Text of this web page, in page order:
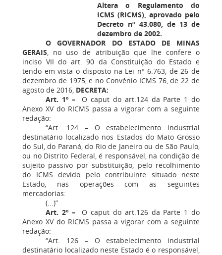
Altera o Regulamento do
ICMS (RICMS), aprovado pelo
Decreto nº 43.080, de 13 de
dezembro de 2002.
O GOVERNADOR DO ESTADO DE MINAS
GERAIS, no uso de atribuição que lhe confere o
inciso VII do art. 90 da Constituição do Estado e
tendo em vista o disposto na Lei nº 6.763, de 26 de
dezembro de 1975, e no Convênio ICMS 76, de 22 de
agosto de 2016, DECRETA:
Art. 1º –O caput do art.124 da Parte 1 do
Anexo XV do RICMS passa a vigorar com a seguinte
redação:
“Art. 124 – O estabelecimento industrial
destinatário localizado nos Estados do Mato Grosso
do Sul, do Paraná, do Rio de Janeiro ou de São Paulo,
ou no Distrito Federal, é responsável, na condição de
sujeito passivo por substituição, pelo recolhimento
do ICMS devido pelo contribuinte situado neste
Estado, nas operações com as seguintes
mercadorias:
(...)”
Art. 2º –
O caput do art.126 da Parte 1 do
Anexo XV do RICMS passa a vigorar com a seguinte
redação:
“Art. 126 – O estabelecimento industrial
destinatário localizado neste Estado é o responsável,